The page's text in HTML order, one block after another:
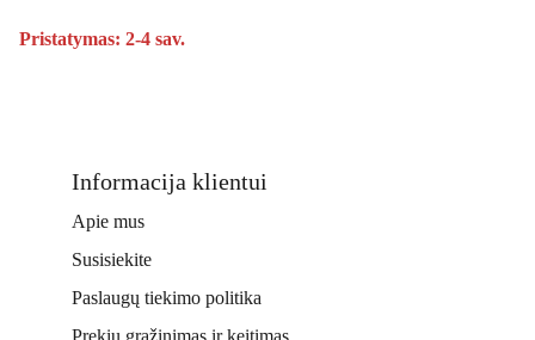
Pristatymas: 2-4 sav.
Apie mus
Prekių grąžinimas ir keitimas
Paslaugų tiekimo politika
Informacija klientui
Susisiekite